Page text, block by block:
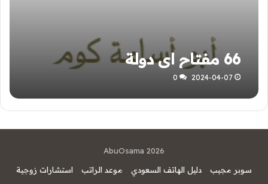
66 مفتاح اي دولة
2024-04-07
0
AbuOsama 2026
سوبر مجيب
دليل الهاتف السعودي موعد الراتب استشارات زوجية